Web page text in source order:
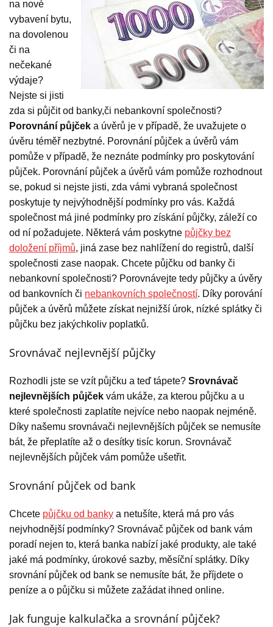
na nové
vybavení bytu,
na dovolenou
či na
nečekané
výdaje?
Nejste si jisti
zda si půjčit od banky,či nebankovní společnosti?
Porovnání půjček a úvěrů je v případě, že uvažujete o
úvěru téměř nezbytné. Porovnání půjček a úvěrů vám
pomůže v případě, že neznáte podmínky pro poskytování
půjček. Porovnání půjček a úvěrů vám pomůže rozhodnout
se, pokud si nejste jisti, zda vámi vybraná společnost
poskytuje ty nejvýhodnější podmínky pro vás. Každá
společnost má jiné podmínky pro získání půjčky, záleží co
od ní požadujete. Některá vám poskytne půjčky bez
doložení příjmů, jiná zase bez nahlížení do registrů, další
společnosti zase naopak. Chcete půjčku od banky či
nebankovní společnosti? Porovnávejte tedy půjčky a úvěry
od bankovních či nebankovních společností. Díky porování
půjček a úvěrů můžete získat nejnižší úrok, nízké splátky či
půjčku bez jakýchkoliv poplatků.
Srovnávač nejlevnější půjčky
Rozhodli jste se vzít půjčku a teď tápete? Srovnávač
nejlevnějších půjček vám ukáže, za kterou půjčku a u
které společnosti zaplatíte nejvíce nebo naopak nejméně.
Díky našemu srovnávači nejlevnějších půjček se nemusíte
bát, že přeplatíte až o desítky tisíc korun. Srovnávač
nejlevnějších půjček vám pomůže ušetřit.
Srovnání půjček od bank
Chcete půjčku od banky a netušíte, která má pro vás
nejvhodnější podmínky? Srovnávač půjček od bank vám
poradí nejen to, která banka nabízí jaké produkty, ale také
jaké má podmínky, úrokové sazby, měsíční splátky. Díky
srovnání půjček od bank se nemusíte bát, že příjdete o
peníze a o půjčku si můžete zažádat ihned online.
Jak funguje kalkulačka a srovnání půjček?